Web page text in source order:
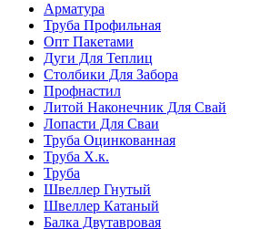
Арматура
Труба Профильная
Опт Пакетами
Дуги Для Теплиц
Столбики Для Забора
Профнастил
Литой Наконечник Для Свай
Лопасти Для Сваи
Труба Оцинкованная
Труба Х.к.
Труба
Швеллер Гнутый
Швеллер Катаный
Балка Двутавровая